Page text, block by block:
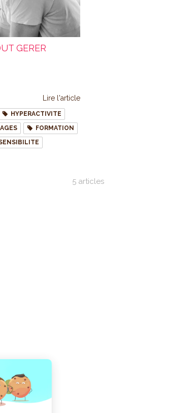
GERER
Lire l'article
HYPERACTIVITE
FORMATION
5 articles